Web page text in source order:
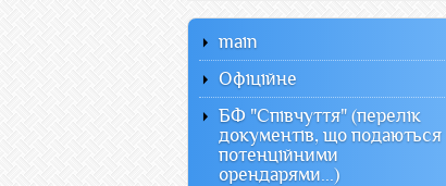
main
Офiцiйне
БФ "Співчуття" (перелік
документів, що подаються
потенційними
орендарями...)